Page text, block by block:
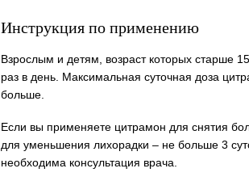
Инструкция по применению
Взрослым и детям, возраст которых старше
раз в день. Максимальная суточная доза
больше.
Если вы применяете цитрамон для снятия
для уменьшения лихорадки – не больше 3
необходима консультация врача.